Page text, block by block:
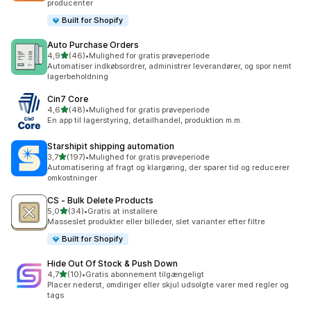
producenter
Built for Shopify
Auto Purchase Orders
4,9ud af 5 stjerner
(46)
46 anmeldelser i alt
•Mulighed for gratis prøveperiode
Automatiser indkøbsordrer, administrer leverandører, og spor nemt
lagerbeholdning
Cin7 Core
4,6ud af 5 stjerner
(48)
48 anmeldelser i alt
•Mulighed for gratis prøveperiode
En app til lagerstyring, detailhandel, produktion m.m.
Starshipit shipping automation
3,7ud af 5 stjerner
(197)
197 anmeldelser i alt
•Mulighed for gratis prøveperiode
Automatisering af fragt og klargøring, der sparer tid og reducerer
omkostninger
CS ‑ Bulk Delete Products
5,0ud af 5 stjerner
(34)
34 anmeldelser i alt
•Gratis at installere
Masseslet produkter eller billeder, slet varianter efter filtre
Built for Shopify
Hide Out Of Stock & Push Down
4,7ud af 5 stjerner
(10)
10 anmeldelser i alt
•Gratis abonnement tilgængeligt
Placer nederst, omdiriger eller skjul udsolgte varer med regler og
tags